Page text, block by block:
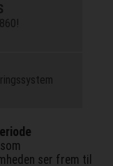
ser frem til